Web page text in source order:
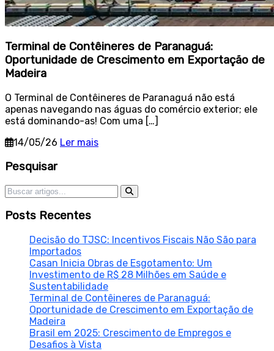
Terminal de Contêineres de Paranaguá:
Oportunidade de Crescimento em Exportação de
Madeira
O Terminal de Contêineres de Paranaguá não está
apenas navegando nas águas do comércio exterior; ele
está dominando-as! Com uma […]
14/05/26 Ler mais
Sidebar
Pesquisar
Pesquisar por:
Posts Recentes
Decisão do TJSC: Incentivos Fiscais Não São para
Importados
Casan Inicia Obras de Esgotamento: Um
Investimento de R$ 28 Milhões em Saúde e
Sustentabilidade
Terminal de Contêineres de Paranaguá:
Oportunidade de Crescimento em Exportação de
Madeira
Brasil em 2025: Crescimento de Empregos e
Desafios à Vista